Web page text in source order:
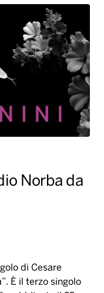
2026
Norba da
di Cesare
È il terzo singolo